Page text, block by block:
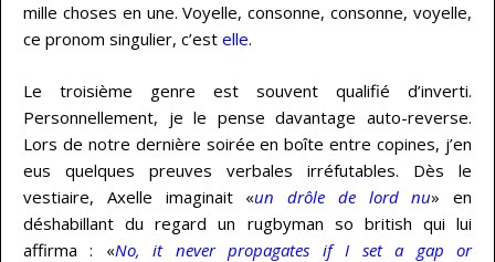
mille choses en une. Voyelle, consonne, consonne, voyelle,
ce pronom singulier, c’est elle.
Le troisième genre est souvent qualifié d’inverti.
Personnellement, je le pense davantage auto-reverse.
Lors de notre dernière soirée en boîte entre copines, j’en
eus quelques preuves verbales irréfutables. Dès le
vestiaire, Axelle imaginait «un drôle de lord nu» en
déshabillant du regard un rugbyman so british qui lui
affirma : «No, it never propagates if I set a gap or